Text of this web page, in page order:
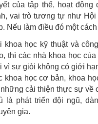
của tập thể, hoạt
vai trò tương tự như Hội
Nếu làm điều đó một
khoa học kỹ thuật và
thì các nhà khoa học
vì sự giỏi không có giới
khoa học cơ bản, khoa
cải thiện thực sự về
là phát triển đội ngũ,
gia.